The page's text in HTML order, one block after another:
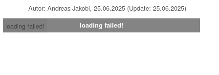
Autor: Andreas Jakobi, 25.06.2025 (Update: 25.06.2025)
loading failed!
loading failed!